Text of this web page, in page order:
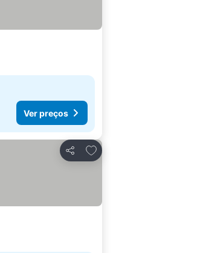
Ver preços
Partilhar
Adicionar aos favoritos